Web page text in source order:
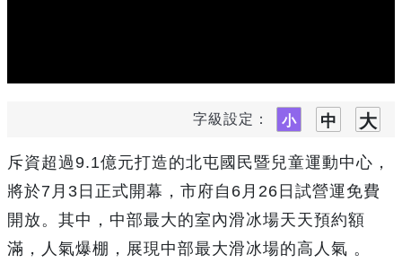
字級設定：
斥資超過9.1億元打造的北屯國民暨兒童運動中心，
將於7月3日正式開幕，市府自6月26日試營運免費
開放。其中，中部最大的室內滑冰場天天預約額
滿，人氣爆棚，展現中部最大滑冰場的高人氣 。